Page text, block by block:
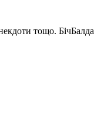
тощо.